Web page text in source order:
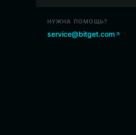
НУЖНА ПОМОЩЬ?
service@bitget.com